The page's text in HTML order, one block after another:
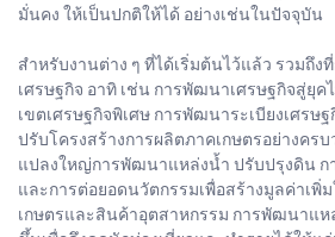
มั่นคง ให้เป็นปกติให้ได้ อย่างเช่นในปัจจุบัน
สำหรับงานต่าง ๆ ที่ได้เริ่มต้นไว้แล้ว รวมถึง
เศรษฐกิจ อาทิ เช่น การพัฒนาเศรษฐกิจสู่ยุ
เขตเศรษฐกิจพิเศษ การพัฒนาระเบียงเศรษฐ
ปรับโครงสร้างการผลิตภาคเกษตรอย่างคร
แปลงใหญ่การพัฒนาแหล่งน้ำ ปรับปรุงดิน
และการต่อยอดนวัตกรรมเพื่อสร้างมูลค่าเพิ่
เกษตรและสินค้าอุตสาหกรรม การพัฒนาแ